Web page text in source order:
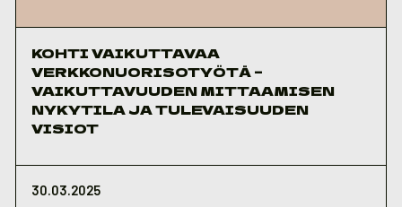
KOHTI VAIKUTTAVAA
VERKKONUORISOTYÖTÄ –
VAIKUTTAVUUDEN MITTAAMISEN
NYKYTILA JA TULEVAISUUDEN
VISIOT
30.03.2025